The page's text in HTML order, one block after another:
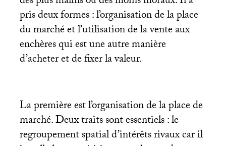
pris deux formes : l’organisation de la place
du marché et l’utilisation de la vente aux
enchères qui est une autre manière
d’acheter et de fixer la valeur.
La première est l’organisation de la place de
marché. Deux traits sont essentiels : le
regroupement spatial d’intérêts rivaux car il